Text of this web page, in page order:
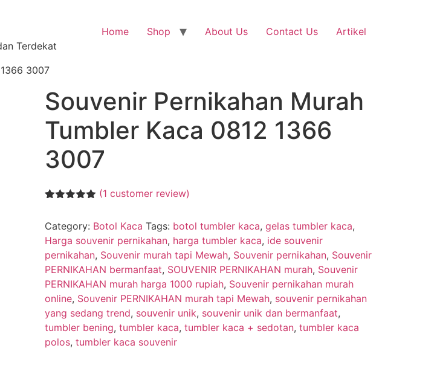
Terdekat
Home Shop About Us Contact Us Artikel
3007
Souvenir Pernikahan Murah
Tumbler Kaca 0812 1366
3007
based on
customer
rating
(1 customer review)
Category: Botol Kaca Tags: botol tumbler kaca, gelas tumbler kaca,
Harga souvenir pernikahan, harga tumbler kaca, ide souvenir
pernikahan, Souvenir murah tapi Mewah, Souvenir pernikahan, Souvenir
PERNIKAHAN bermanfaat, SOUVENIR PERNIKAHAN murah, Souvenir
PERNIKAHAN murah harga 1000 rupiah, Souvenir pernikahan murah
online, Souvenir PERNIKAHAN murah tapi Mewah, souvenir pernikahan
yang sedang trend, souvenir unik, souvenir unik dan bermanfaat,
tumbler bening, tumbler kaca, tumbler kaca + sedotan, tumbler kaca
polos, tumbler kaca souvenir